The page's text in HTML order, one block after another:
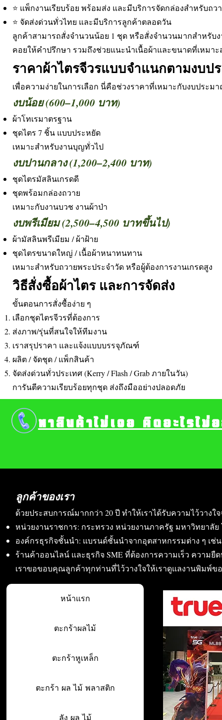
⭐ แพ็กงานเรียบร้อย พร้อมส่ง และมีบริการจัดกล่องสำหรับถว
⭐ จัดส่งด่วนทั่วไทย และมีบริการลูกค้าตลอดวัน
ลูกค้าสามารถสั่งจำนวนน้อย 1 ชุด หรือสั่งจำนวนมากสำหรับ
คอยให้คำปรึกษา รวมถึงช่วยแนะนำเนื้อผ้าและขนาดที่เหมา
ราคาผ้าไตรจีวรแบบจำแนกตามงบป
เพื่อความง่ายในการเลือก นี่คือช่วงราคาที่เหมาะกับงบประม
งบน้อย (600–1,000 บาท)
ผ้าโทเรมาตรฐาน
ชุดไตร 7 ชิ้น แบบประหยัด
เหมาะสำหรับงานบุญทั่วไป
งบปานกลาง (1,200–2,400 บาท)
ชุดไตรมัสลินเกรดดี
ชุดพร้อมกล่องถวาย
เหมาะกับงานบวช งานผ้าป่า
งบพรีเมียม (2,500–4,500 บาทขึ้นไป)
ผ้ามัสลินพรีเมียม / ผ้าฝ้าย
ชุดไตรขนาดใหญ่ / เนื้อผ้าหนาทนทาน
เหมาะสำหรับถวายพระประจำวัด หรือผู้ต้องการงานเกรดสูง
วิธีสั่งซื้อผ้าไตร และการจัดส่ง
ขั้นตอนการสั่งซื้อง่าย ๆ
เลือกชุดไตรจีวรที่ต้องการ
ส่งภาพ/รุ่นที่สนใจให้ทีมงาน
เราสรุปราคา และแจ้งแบบบรรจุภัณฑ์
ผลิต / จัดชุด / แพ็กสินค้า
จัดส่งด่วนทั่วประเทศ (Kerry / Flash / Grab ภายในวัน)
การันตีความเรียบร้อยทุกชุด ส่งถึงมืออย่างปลอดภัย
ลูกค้าของเรา
ด้วยประสบการณ์มากกว่า 20 ปี ทำให้เราได้รับความไว้วา
หน่วยงานราชการ: กระทรวง หน่วยงานภาครัฐ มหาวิทยาลัย
องค์กรธุรกิจชั้นนำ: แบรนด์ชั้นนำจากอุตสาหกรรมต่าง ๆ เช่
ร้านค้าออนไลน์ และธุรกิจ SME ที่ต้องการความเร็ว ความยื
เราขอขอบคุณลูกค้าทุกท่านที่ไว้วางใจให้เราดูแลงานพิมพ์ข
หน้าแรก
ตะกร้าผลไม้
ตะกร้าหูเหล็ก
ตะกร้า ผล ไม้ พลาสติก
ลัง ผล ไม้
หาสินค้าไม่เจอ คิดอะไรไ